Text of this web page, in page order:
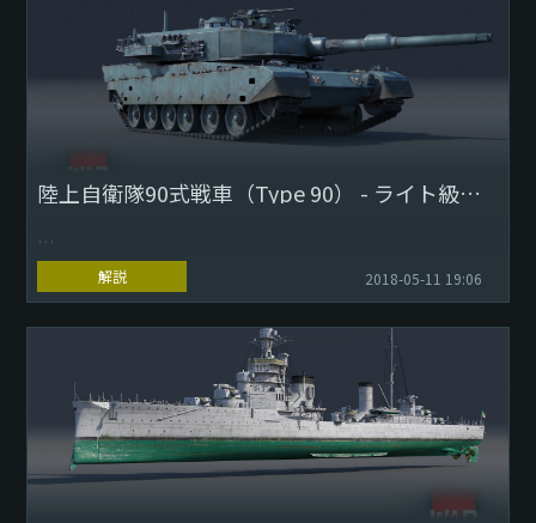
簡潔に言えば、フラ...
陸上自衛隊90式戦車（Type 90） - ライト級の強打者
Download Wallpaper:
1280x1024
1920x1080
2560x1440
90（きゅうまる）式戦車は...
解説 2018-05-11 19:06